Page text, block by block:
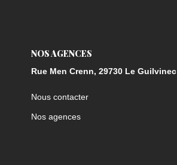
NOS AGENCES
Rue Men Crenn, 29730 Le Guilvinec
Nous contacter
Nos agences